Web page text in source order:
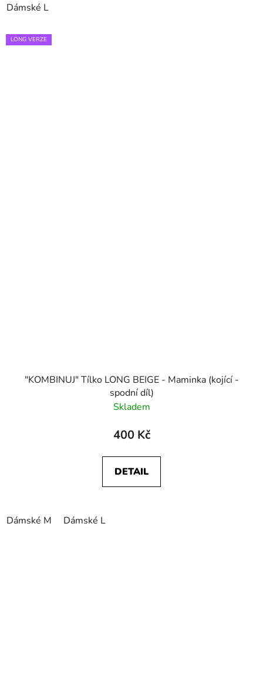
Dámské L
LONG VERZE
"KOMBINUJ" Tílko LONG BEIGE - Maminka (kojící -
spodní díl)
Skladem
400 Kč
DETAIL
Dámské M Dámské L